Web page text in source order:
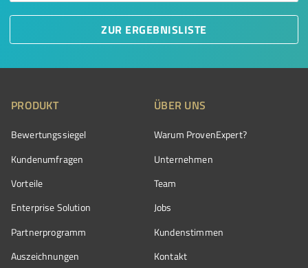
ZUR ERGEBNISLISTE
PRODUKT
Bewertungssiegel
Kundenumfragen
Vorteile
Enterprise Solution
Partnerprogramm
Auszeichnungen
ÜBER UNS
Warum ProvenExpert?
Unternehmen
Team
Jobs
Kundenstimmen
Kontakt